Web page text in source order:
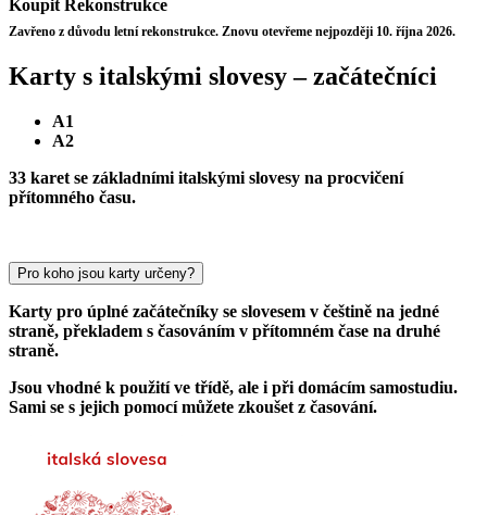
Koupit Rekonstrukce
Zavřeno z důvodu letní rekonstrukce. Znovu otevřeme nejpozději 10. října 2026.
Karty s italskými slovesy – začátečníci
A1
A2
33 karet se základními italskými slovesy na procvičení
přítomného času.
Pro koho jsou karty určeny?
Karty pro úplné začátečníky se slovesem v češtině na jedné
straně, překladem s časováním v přítomném čase na druhé
straně.
Jsou vhodné k použití ve třídě, ale i při domácím samostudiu.
Sami se s jejich pomocí můžete zkoušet z časování.